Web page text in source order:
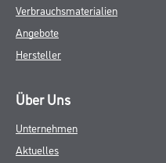
Verbrauchsmaterialien
Angebote
Hersteller
Über Uns
Unternehmen
Aktuelles